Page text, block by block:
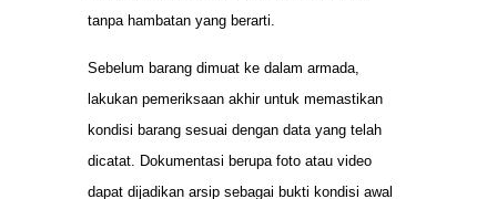
tanpa hambatan yang berarti.
Sebelum barang dimuat ke dalam armada,
lakukan pemeriksaan akhir untuk memastikan
kondisi barang sesuai dengan data yang telah
dicatat. Dokumentasi berupa foto atau video
dapat dijadikan arsip sebagai bukti kondisi awal